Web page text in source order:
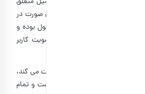
در بارجیل اقدام نمایند. در غیراین صورت در
شماره همراه و ایمیل تماماً مسئول بوده و
از این موضوع نسبت به لغو عضویت کاربر
هایی که کاربر در پروفایل خود ثبت می کند،
های رسمی و مورد تایید کاربر است و تمام